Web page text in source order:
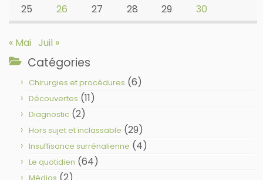
25
26 27 28 29 30
« Mai Juil »
Catégories
Chirurgies et procédures (6)
Découvertes (11)
Diagnostic (2)
Hors sujet et inclassable (29)
Insuffisance surrénalienne (4)
Le quotidien (64)
Médias (2)